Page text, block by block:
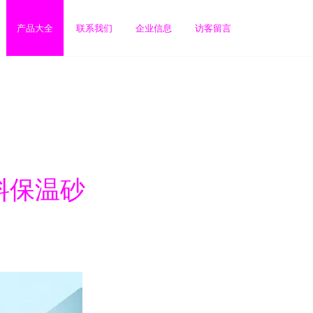
产品大全 联系我们 企业信息 访客留言
保温砂